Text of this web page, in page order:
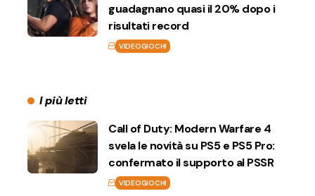
guadagnano quasi il 20% dopo i
risultati record
VIDEOGIOCHI
I più letti
Call of Duty: Modern Warfare 4
svela le novità su PS5 e PS5 Pro:
confermato il supporto al PSSR
VIDEOGIOCHI